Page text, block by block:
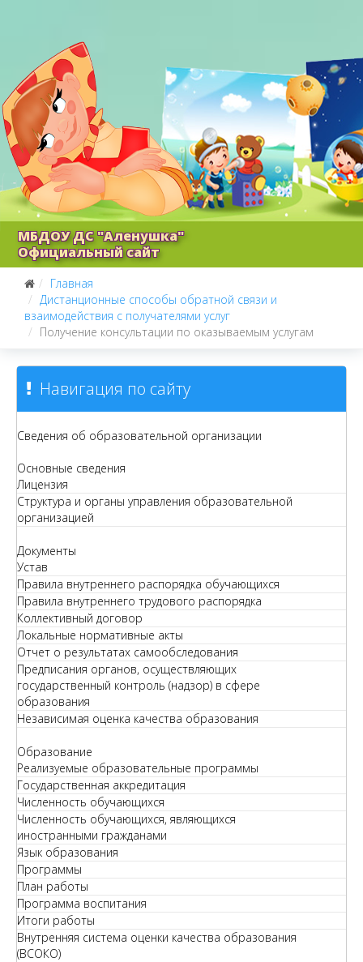
МБДОУ ДС "Аленушка"
Официальный сайт
Главная
Дистанционные способы обратной связи и
взаимодействия с получателями услуг
Получение консультации по оказываемым услугам
Навигация по сайту
Сведения об образовательной организации
Основные сведения
Лицензия
Структура и органы управления образовательной
организацией
Документы
Устав
Правила внутреннего распорядка обучающихся
Правила внутреннего трудового распорядка
Коллективный договор
Локальные нормативные акты
Отчет о результатах самообследования
Предписания органов, осуществляющих
государственный контроль (надзор) в сфере
образования
Независимая оценка качества образования
Образование
Реализуемые образовательные программы
Государственная аккредитация
Численность обучающихся
Численность обучающихся, являющихся
иностранными гражданами
Язык образования
Программы
План работы
Программа воспитания
Итоги работы
Внутренняя система оценки качества образования
(ВСОКО)